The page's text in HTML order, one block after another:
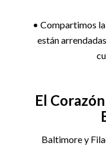
• Compartimos
están
El
Baltimore y